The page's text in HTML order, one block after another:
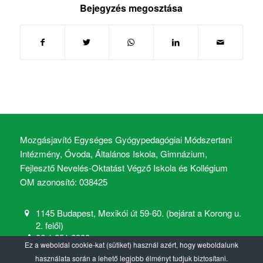
Bejegyzés megosztása
Mozgásjavító Egységes Gyógypedagógiai Módszertani
Intézmény, Óvoda, Általános Iskola, Gimnázium,
Fejlesztő Nevelés-Oktatást Végző Iskola és Kollégium
OM azonosító: 038425
1145 Budapest, Mexikói út 59-60. (bejárat a Korong u.
2. felől)
06 1 251 6900
mozgasjavito@mozgasjavito.com
Ez a weboldal cookie-kat (sütiket) használ azért, hogy weboldalunk
használata során a lehető legjobb élményt tudjuk biztosítani.